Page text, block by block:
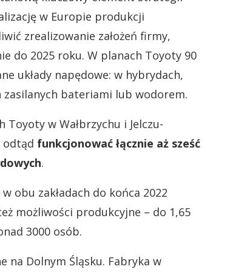
w Europie produkcji
zrealizowanie założeń firmy,
do 2025 roku. W planach Toyoty 90
układy napędowe: w hybrydach,
bateriami lub wodorem.
w Wałbrzychu i Jelczu-
odtąd funkcjonować łącznie aż sześć
.
obu zakładach do końca 2022
możliwości produkcyjne – do 1,65
3000 osób.
na Dolnym Śląsku. Fabryka w